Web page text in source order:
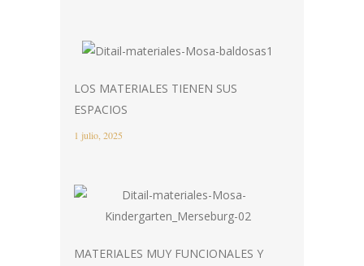
LOS MATERIALES TIENEN SUS
ESPACIOS
1 julio, 2025
MATERIALES MUY FUNCIONALES Y